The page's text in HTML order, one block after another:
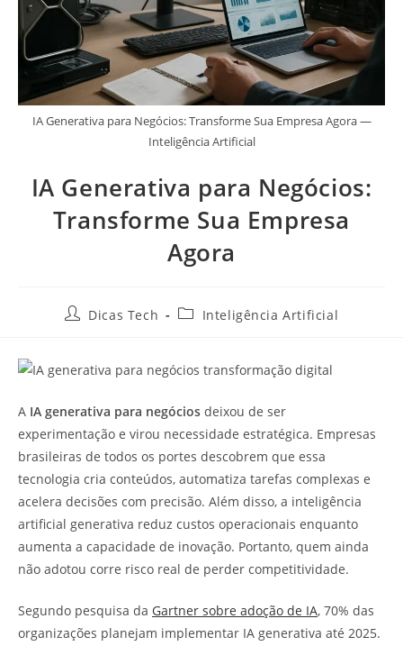
IA Generativa para Negócios: Transforme Sua Empresa Agora —
Inteligência Artificial
IA Generativa para Negócios:
Transforme Sua Empresa
Agora
Dicas Tech Inteligência Artificial
A IA generativa para negócios deixou de ser
experimentação e virou necessidade estratégica. Empresas
brasileiras de todos os portes descobrem que essa
tecnologia cria conteúdos, automatiza tarefas complexas e
acelera decisões com precisão. Além disso, a inteligência
artificial generativa reduz custos operacionais enquanto
aumenta a capacidade de inovação. Portanto, quem ainda
não adotou corre risco real de perder competitividade.
Segundo pesquisa da Gartner sobre adoção de IA, 70% das
organizações planejam implementar IA generativa até 2025.